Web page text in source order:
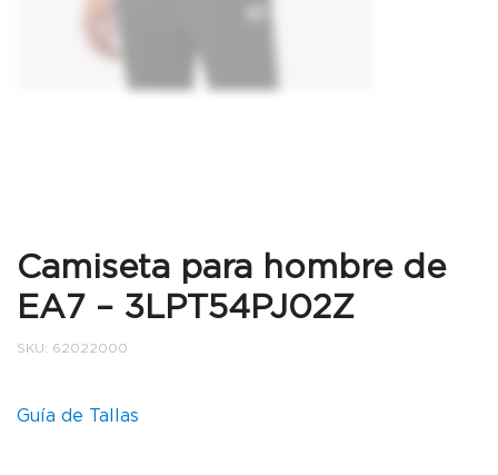
Camiseta para hombre de
EA7 – 3LPT54PJ02Z
SKU: 62022000
Guía de Tallas